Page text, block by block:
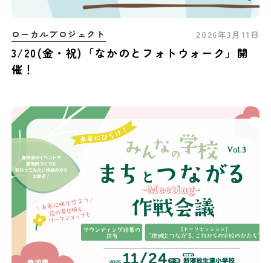
ローカルプロジェクト 2026年3月11日
3/20(金・祝)「なかのとフォトウォーク」開
催！